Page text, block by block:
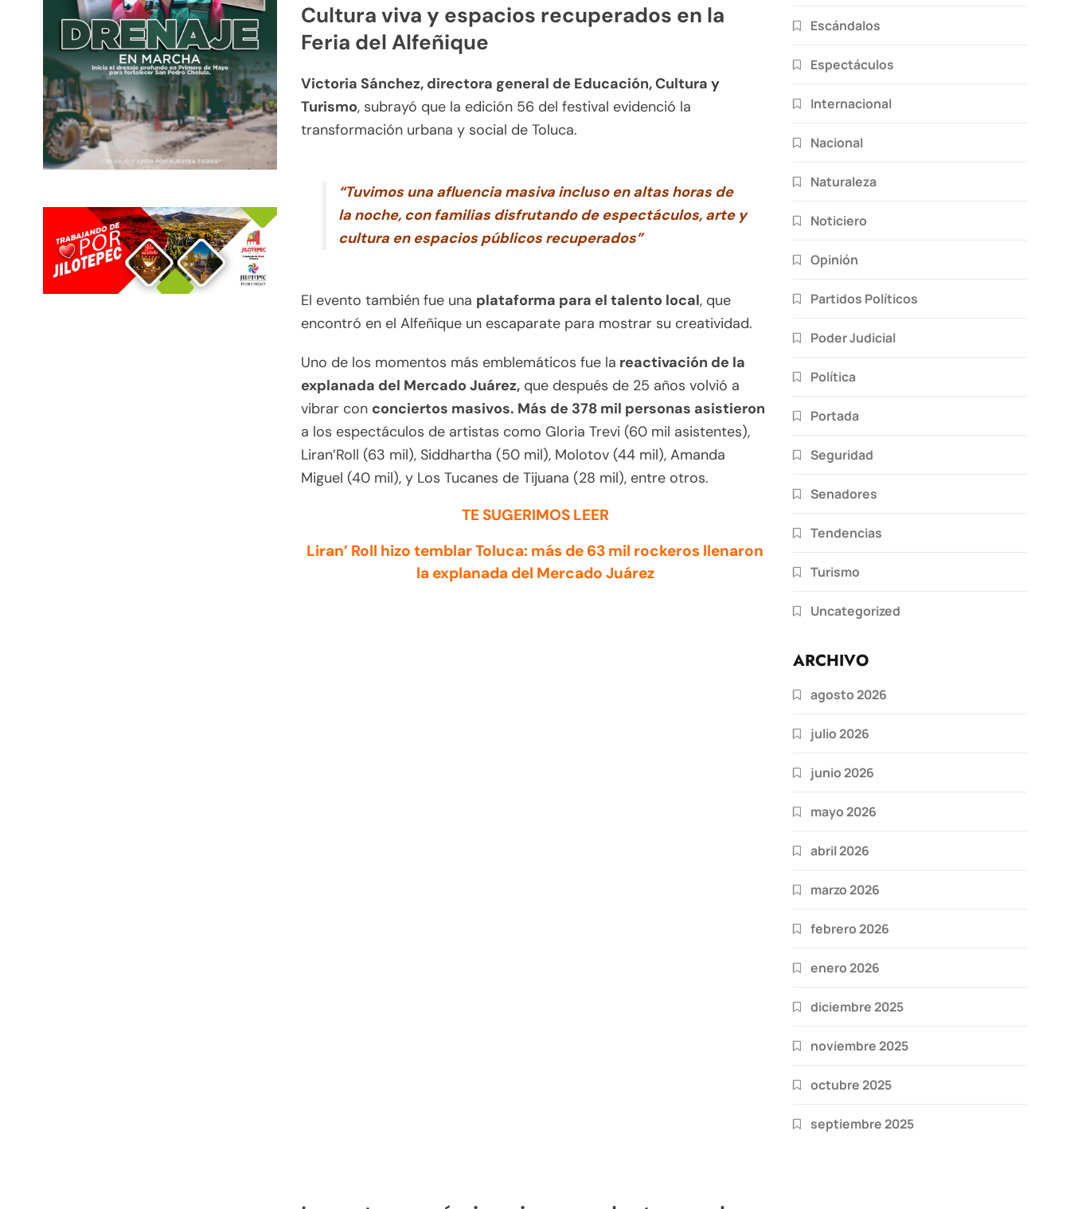
Cultura viva y espacios recuperados en la
Feria del Alfeñique
Victoria Sánchez, directora general de Educación, Cultura y
Turismo, subrayó que la edición 56 del festival evidenció la
transformación urbana y social de Toluca.
“Tuvimos una afluencia masiva incluso en altas horas de
la noche, con familias disfrutando de espectáculos, arte y
cultura en espacios públicos recuperados”
El evento también fue una plataforma para el talento local, que
encontró en el Alfeñique un escaparate para mostrar su creatividad.
Uno de los momentos más emblemáticos fue la reactivación de la
explanada del Mercado Juárez, que después de 25 años volvió a
vibrar con conciertos masivos. Más de 378 mil personas asistieron
a los espectáculos de artistas como Gloria Trevi (60 mil asistentes),
Liran’Roll (63 mil), Siddhartha (50 mil), Molotov (44 mil), Amanda
Miguel (40 mil), y Los Tucanes de Tijuana (28 mil), entre otros.
TE SUGERIMOS LEER
Liran’ Roll hizo temblar Toluca: más de 63 mil rockeros llenaron
la explanada del Mercado Juárez
Escándalos
Espectáculos
Internacional
Nacional
Naturaleza
Noticiero
Opinión
Partidos Políticos
Poder Judicial
Política
Portada
Seguridad
Senadores
Tendencias
Turismo
Uncategorized
ARCHIVO
agosto 2026
julio 2026
junio 2026
mayo 2026
abril 2026
marzo 2026
febrero 2026
enero 2026
diciembre 2025
noviembre 2025
octubre 2025
septiembre 2025